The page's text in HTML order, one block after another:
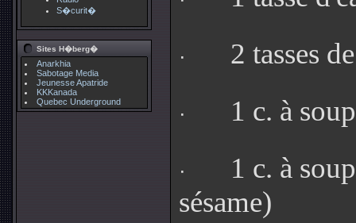
S�curit�
Sites H�berg�
Anarkhia
Sabotage Media
Jeunesse Apatride
KKKanada
Quebec Underground
· 2 tasses
· 1 c. à
·
1 c. à
sésame)